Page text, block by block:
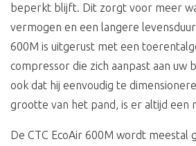
beperkt blijft. Dit zorgt voor meer
vermogen en een langere
600M is uitgerust met een
compressor die zich aanpast aan uw
ook dat hij eenvoudig te
grootte van het pand, is er altijd een
De CTC EcoAir 600M wordt meestal